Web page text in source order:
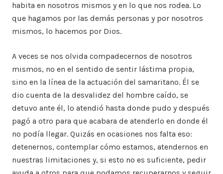
habita en nosotros mismos y en lo que nos rodea. Lo
que hagamos por las demás personas y por nosotros
mismos, lo hacemos por Dios.
A veces se nos olvida compadecernos de nosotros
mismos, no en el sentido de sentir lástima propia,
sino en la línea de la actuación del samaritano. Él se
dio cuenta de la desvalidez del hombre caído, se
detuvo ante él, lo atendió hasta donde pudo y después
pagó a otro para que acabara de atenderlo en donde él
no podía llegar. Quizás en ocasiones nos falta eso:
detenernos, contemplar cómo estamos, atendernos en
nuestras limitaciones y, si esto no es suficiente, pedir